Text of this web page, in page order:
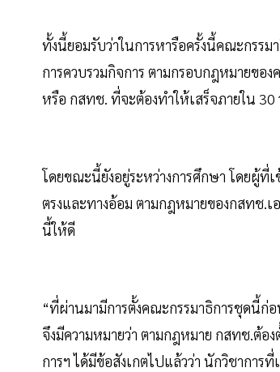
ทั้งนี้ยอมรับว่าในการหารือครั้งนี้คณะกรรม
การควบรวมกิจการ ตามกรอบกฎหมายขอ
หรือ กสทช. ที่จะต้องทำให้เสร็จภายใน 30
โดยขณะนี้ยังอยู่ระหว่างการศึกษา โดยผู้ที่
ตรงและทางอ้อม ตามกฎหมายของกสทช.
นี้ให้ดี
“ที่ผ่านมามีการตั้งคณะกรรมาธิการชุดนี้ก่
จึงมีความหมายว่า ตามกฎหมาย กสทช.ต้อ
การฯ ได้มีข้อสังเกตไปแล้วว่า นักวิชาการ